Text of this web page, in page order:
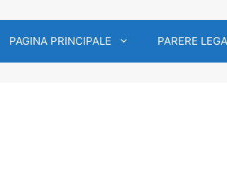
PAGINA PRINCIPALE PARERE